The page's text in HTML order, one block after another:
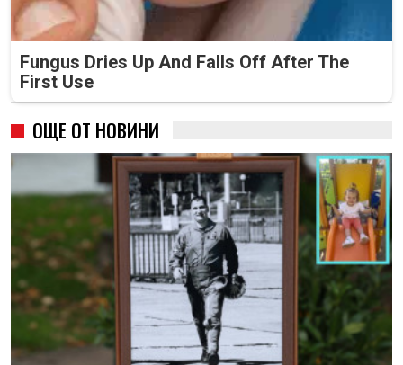
Fungus Dries Up And Falls Off After The
First Use
ОЩЕ ОТ НОВИНИ